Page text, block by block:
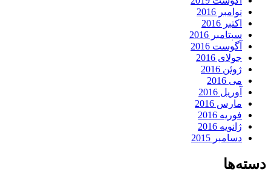
نوامبر 2016
اکتبر 2016
سپتامبر 2016
آگوست 2016
جولای 2016
ژوئن 2016
می 2016
آوریل 2016
مارس 2016
فوریه 2016
ژانویه 2016
دسامبر 2015
دسته‌ها